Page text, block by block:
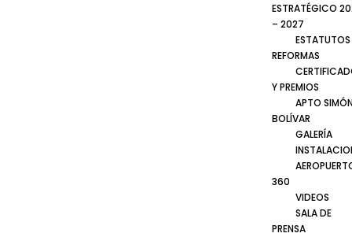
ESTRATÉGICO
– 2027
ESTATUTOS
REFORMAS
Y PREMIOS
APTO
BOLÍVAR
GALERÍA
360
VIDEOS
SALA DE
PRENSA